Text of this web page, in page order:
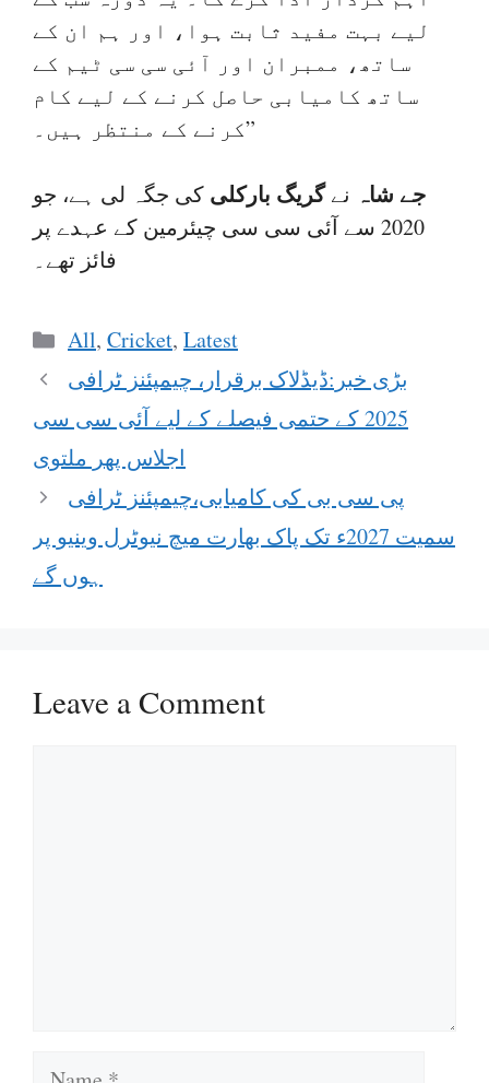
لیے بہت مفید ثابت ہوا، اور ہم ان کے
ساتھ، ممبران اور آئی سی سی ٹیم کے
ساتھ کامیابی حاصل کرنے کے لیے کام
کرنے کے منتظر ہیں۔”
جے شاہ نےگریگ بارکلی کی جگہ لی ہے، جو
2020 سے آئی سی سی چیئرمین کے عہدے پر
فائز تھے۔
Categories
All, Cricket, Latest
بڑی خبر:ڈیڈلاک برقرار، چیمپئنز ٹرافی
2025 کے حتمی فیصلے کے لیے آئی سی سی
اجلاس پھر ملتوی
پی سی بی کی کامیابی،چیمپئنز ٹرافی
سمیت 2027ء تک پاک بھارت میچ نیوٹرل وینیو پر
ہوں گے
Leave a Comment
Name